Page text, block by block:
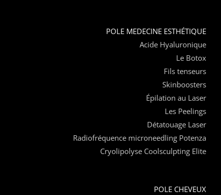
POLE MEDECINE ESTHÉTIQUE
Acide Hyaluronique
Le Botox
Fils tenseurs
Skinboosters
Épilation au Laser
Les Peelings
Détatouage Laser
Radiofréquence microneedling Potenza
Cryolipolyse Coolsculpting Elite
POLE CHEVEUX